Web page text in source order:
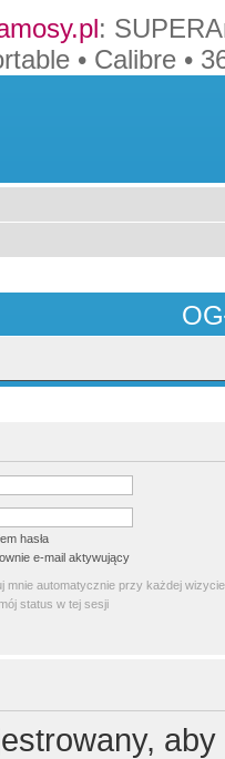
:
• Calibre •
hasła
e-mail aktywujący
mnie automatycznie przy każdej wizycie
status w tej sesji